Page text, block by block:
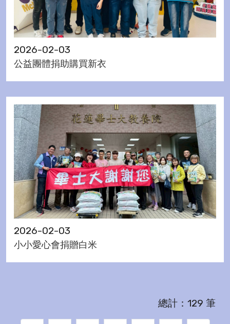
2026-02-03
公益團體捐助購買新衣
2026-02-03
小小愛心會捐贈白米
總計：129 筆